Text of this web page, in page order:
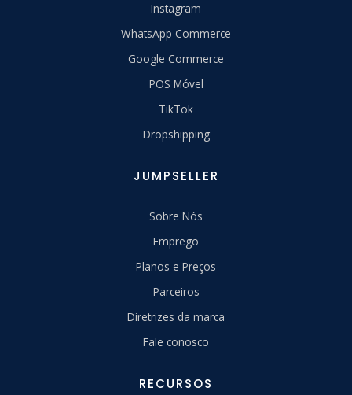
Instagram
WhatsApp Commerce
Google Commerce
POS Móvel
TikTok
Dropshipping
JUMPSELLER
Sobre Nós
Emprego
Planos e Preços
Parceiros
Diretrizes da marca
Fale conosco
RECURSOS